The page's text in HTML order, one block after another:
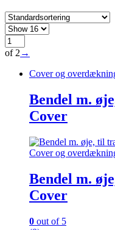
of 2 →
Cover og
Bendel m.
Cover
Cover og
Bendel m.
Cover
0 out of 5